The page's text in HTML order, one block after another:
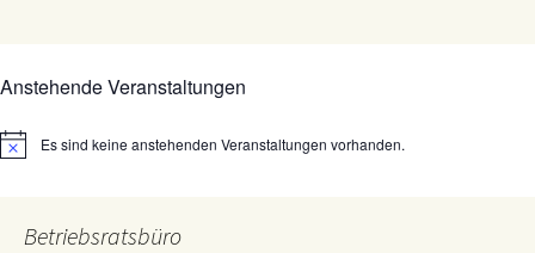
Anstehende Veranstaltungen
HinweisEs sind keine anstehenden Veranstaltungen vorhanden.
Betriebsratsbüro